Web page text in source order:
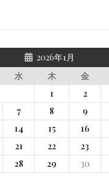
2026年1月
水 木 金
1
2
7 8 9
14 15 16
21 22 23
28 29 30